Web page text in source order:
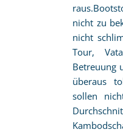
nicht zu
nicht
Tour,
Betreuung
überaus
sollen